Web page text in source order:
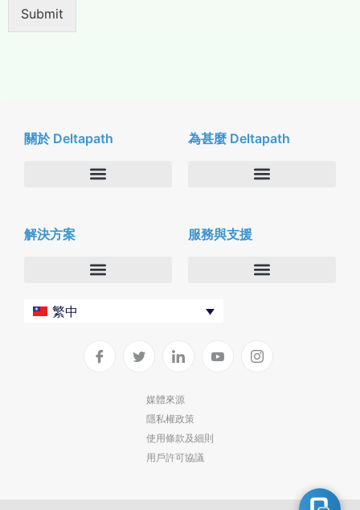
Submit
關於 Deltapath
新聞中心
人才招募
為甚麼 Deltapath
合作夥伴
隱私與安全性
解決方案
企業
生產力工具
服務與支援
軟件下載
繁中
媒體來源
隱私權政策
使用條款及細則
用戶許可協議